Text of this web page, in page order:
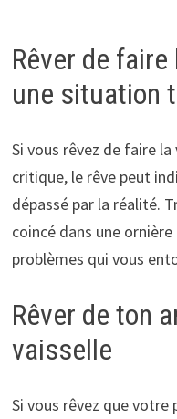
Rêver de
une situation
Si vous rêvez de faire
critique, le rêve peut
dépassé par la réalité.
coincé dans une
problèmes qui vous
Rêver de ton
vaisselle
Si vous rêvez que